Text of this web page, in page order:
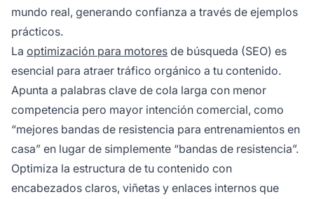
mundo real, generando confianza a través de ejemplos
prácticos.
La optimización para motores de búsqueda (SEO) es
esencial para atraer tráfico orgánico a tu contenido.
Apunta a palabras clave de cola larga con menor
competencia pero mayor intención comercial, como
“mejores bandas de resistencia para entrenamientos en
casa” en lugar de simplemente “bandas de resistencia”.
Optimiza la estructura de tu contenido con
encabezados claros, viñetas y enlaces internos que